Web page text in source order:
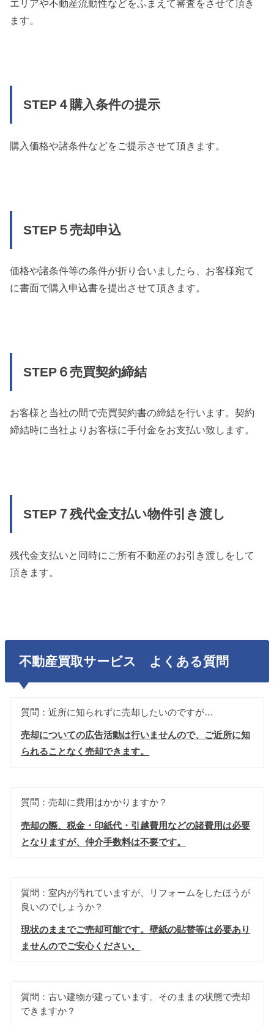
エリアや不動産流動性などをふまえて審査をさせて頂き
ます。
STEP４購入条件の提示
購入価格や諸条件などをご提示させて頂きます。
STEP５売却申込
価格や諸条件等の条件が折り合いましたら、お客様宛て
に書面で購入申込書を提出させて頂きます。
STEP６売買契約締結
お客様と当社の間で売買契約書の締結を行います。契約
締結時に当社よりお客様に手付金をお支払い致します。
STEP７残代金支払い物件引き渡し
残代金支払いと同時にご所有不動産のお引き渡しをして
頂きます。
不動産買取サービス よくある質問
質問：近所に知られずに売却したいのですが…
売却についての広告活動は行いませんので、ご近所に知
られることなく売却できます。
質問：売却に費用はかかりますか？
売却の際、税金・印紙代・引越費用などの諸費用は必要
となりますが、仲介手数料は不要です。
質問：室内が汚れていますが、リフォームをしたほうが
良いのでしょうか？
現状のままでご売却可能です。壁紙の貼替等は必要あり
ませんのでご安心ください。
質問：古い建物が建っています。そのままの状態で売却
できますか？